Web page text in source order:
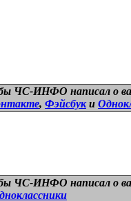
ЧС-ИНФО написал о
, Фэйсбуки
ЧС-ИНФО написал о